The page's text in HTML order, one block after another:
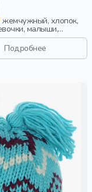
жемчужный, хлопок,
малыши,
дети
Подробнее